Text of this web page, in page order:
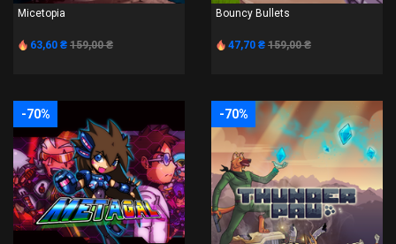
Micetopia
63,60 ₴ 159,00 ₴
Bouncy Bullets
47,70 ₴ 159,00 ₴
-70% -70%